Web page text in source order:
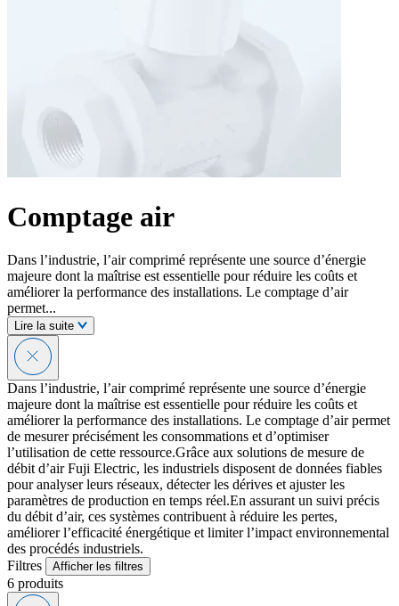
Comptage air
Dans l’industrie, l’air comprimé représente une source d’énergie
majeure dont la maîtrise est essentielle pour réduire les coûts et
améliorer la performance des installations. Le comptage d’air
permet...
Lire la suite
Dans l’industrie, l’air comprimé représente une source d’énergie
majeure dont la maîtrise est essentielle pour réduire les coûts et
améliorer la performance des installations. Le comptage d’air permet
de mesurer précisément les consommations et d’optimiser
l’utilisation de cette ressource.Grâce aux solutions de mesure de
débit d’air Fuji Electric, les industriels disposent de données fiables
pour analyser leurs réseaux, détecter les dérives et ajuster les
paramètres de production en temps réel.En assurant un suivi précis
du débit d’air, ces systèmes contribuent à réduire les pertes,
améliorer l’efficacité énergétique et limiter l’impact environnemental
des procédés industriels.
Filtres
Afficher les filtres
6 produits